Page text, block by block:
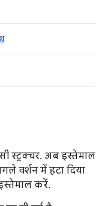
स्ट्रक्चर. अब इस्तेमाल
वर्शन में हटा दिया
करें.